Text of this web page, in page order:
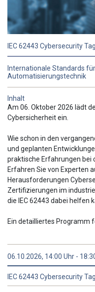
IEC 62443 Cybersecurity
Internationale Standards
Automatisierungstechnik
Inhalt
Am 06. Oktober 2026 lädt
Cybersicherheit ein.
Wie schon in den
und geplanten
praktische Erfahrungen bei
Erfahren Sie von Experten
Herausforderungen
Zertifizierungen im
die IEC 62443 dabei helfen
Ein detailliertes Programm
06.10.2026, 14:00 Uhr -
IEC 62443 Cybersecurity